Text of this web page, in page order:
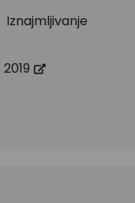
Iznajmljivanje